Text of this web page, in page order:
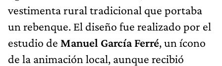
vestimenta rural tradicional que portaba
un rebenque. El diseño fue realizado por el
estudio de Manuel García Ferré, un ícono
de la animación local, aunque recibió